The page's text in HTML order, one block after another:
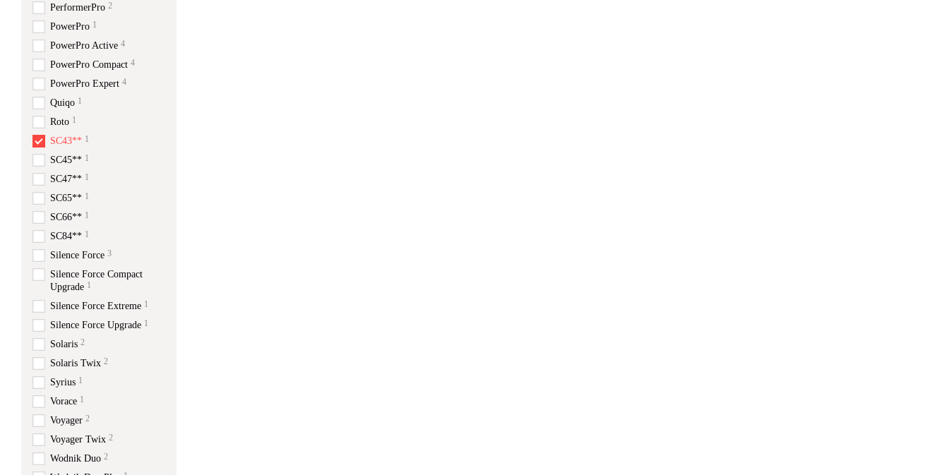
PerformerPro 2
PowerPro 1
PowerPro Active 4
PowerPro Compact 4
PowerPro Expert 4
Quiqo 1
Roto 1
SC43** 1
SC45** 1
SC47** 1
SC65** 1
SC66** 1
SC84** 1
Silence Force 3
Silence Force Compact
Upgrade 1
Silence Force Extreme 1
Silence Force Upgrade 1
Solaris 2
Solaris Twix 2
Syrius 1
Vorace 1
Voyager 2
Voyager Twix 2
Wodnik Duo 2